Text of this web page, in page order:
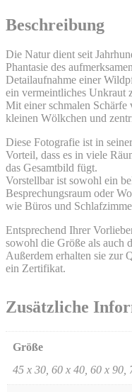
Beschreibung
Die Natur dient seit
Phantasie des
Detailaufnahme einer
ein vermeintliches Unkraut
Mit einer schmalen
kleinen Wölkchen und
Diese Fotografie ist in
Vorteil, dass es in viele
das Gesamtbild fügt.
Vorstellbar ist sowohl ein
Besprechungsraum oder
wie Büros und
Entsprechend Ihrer
sowohl die Größe als auch
Außerdem erhalten sie zur
ein Zertifikat.
Zusätzliche
Größe
45 x 30, 60 x 40, 60 x 90,